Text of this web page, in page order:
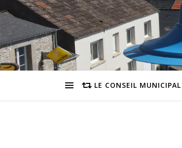
LE CONSEIL MUNICIPAL